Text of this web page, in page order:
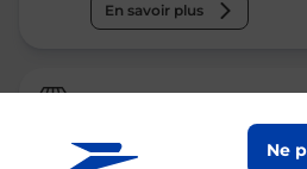
Ne
En savoir plus
La Poste Agence
CONTRISSON